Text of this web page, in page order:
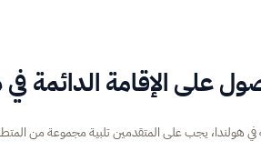
على الإقامة الدائمة في
في هولندا، يجب على المتقدمين تلبية مجموعة من